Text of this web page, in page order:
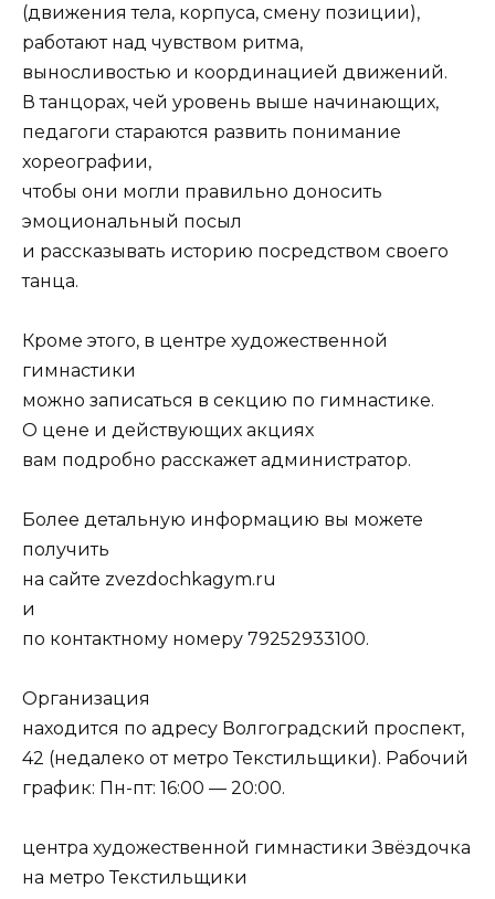
(движения тела, корпуса, смену позиции),
работают над чувством ритма,
выносливостью и координацией движений.
В танцорах, чей уровень выше начинающих,
педагоги стараются развить понимание
хореографии,
чтобы они могли правильно доносить
эмоциональный посыл
и рассказывать историю посредством своего
танца.
Кроме этого, в центре художественной
гимнастики
можно записаться в секцию по гимнастике.
О цене и действующих акциях
вам подробно расскажет администратор.
Более детальную информацию вы можете
получить
на сайте zvezdochkagym.ru
и
по контактному номеру 79252933100.
Организация
находится по адресу Волгоградский проспект,
42 (недалеко от метро Текстильщики). Рабочий
график: Пн-пт: 16:00 — 20:00.
центра художественной гимнастики Звёздочка
на метро Текстильщики